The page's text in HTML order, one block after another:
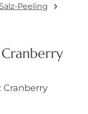
Peeling
Cranberry